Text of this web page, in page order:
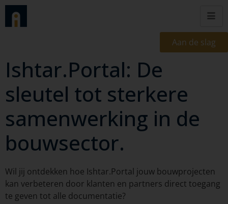
Aan de slag
Ishtar.Portal: De
sleutel tot sterkere
samenwerking in de
bouwsector.
Wil jij ontdekken hoe Ishtar.Portal jouw bouwprojecten
kan verbeteren door klanten en partners direct toegang
te geven tot alle documentatie?